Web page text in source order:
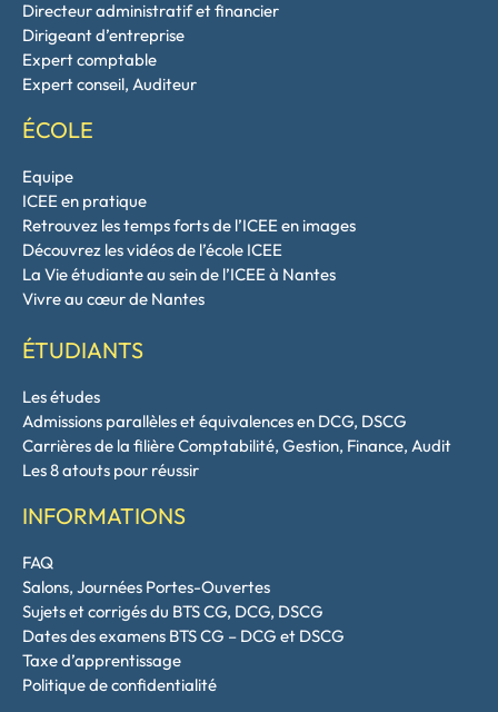
Directeur administratif et financier
Dirigeant d’entreprise
Expert comptable
Expert conseil, Auditeur
ÉCOLE
Equipe
ICEE en pratique
Retrouvez les temps forts de l’ICEE en images
Découvrez les vidéos de l’école ICEE
La Vie étudiante au sein de l’ICEE à Nantes
Vivre au cœur de Nantes
ÉTUDIANTS
Les études
Admissions parallèles et équivalences en DCG, DSCG
Carrières de la filière Comptabilité, Gestion, Finance, Audit
Les 8 atouts pour réussir
INFORMATIONS
FAQ
Salons, Journées Portes-Ouvertes
Sujets et corrigés du BTS CG, DCG, DSCG
Dates des examens BTS CG – DCG et DSCG
Taxe d’apprentissage
Politique de confidentialité